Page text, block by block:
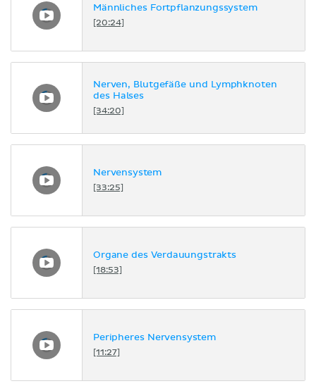
Männliches Fortpflanzungssystem
[20:24]
Nerven, Blutgefäße und Lymphknoten
des Halses
[34:20]
Nervensystem
[33:25]
Organe des Verdauungstrakts
[18:53]
Peripheres Nervensystem
[11:27]